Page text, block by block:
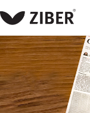
heim neuigkeiten